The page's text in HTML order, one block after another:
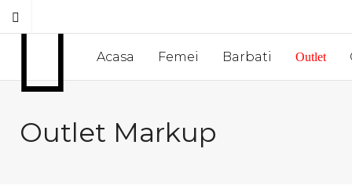
Acasa Femei Barbati Outlet
Outlet Markup